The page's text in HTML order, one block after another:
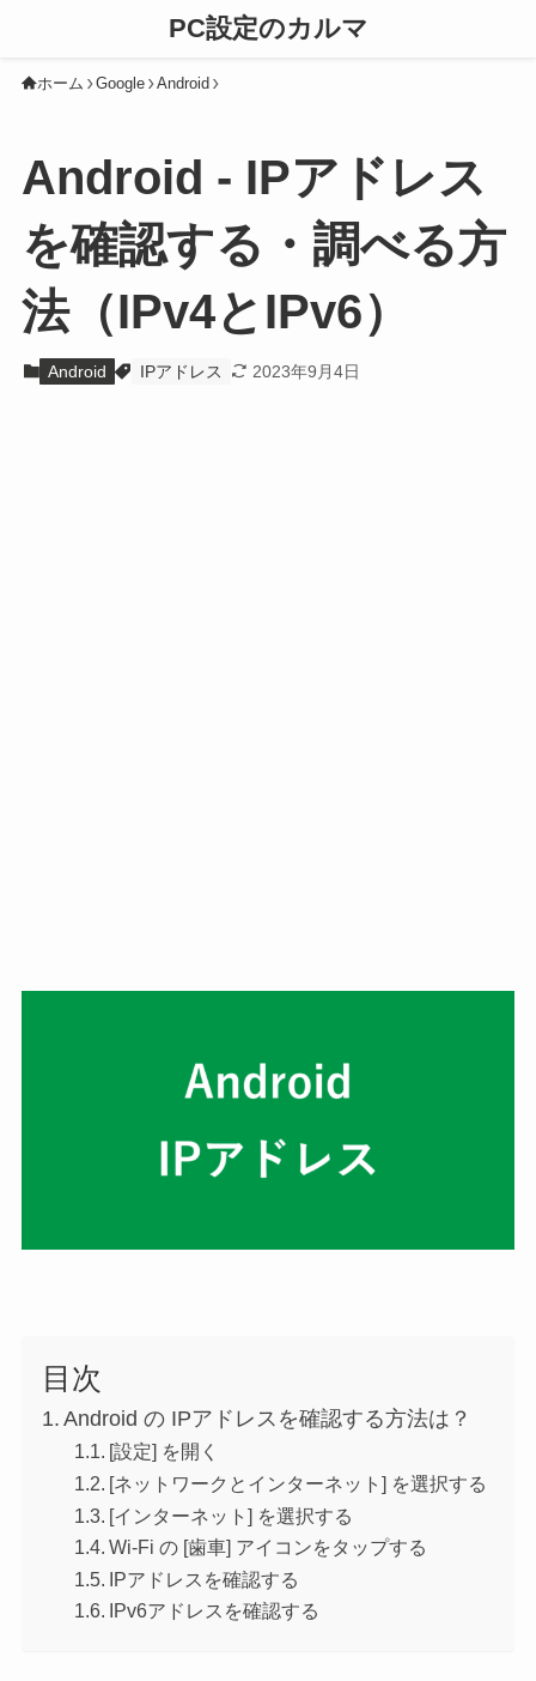
PC設定のカルマ
ホーム Google Android
Android - IPアドレス
を確認する・調べる方
法（IPv4とIPv6）
Android IPアドレス 2023年9月4日
目次
Android の IPアドレスを確認する方法は？
[設定] を開く
[ネットワークとインターネット] を選択する
[インターネット] を選択する
Wi-Fi の [歯車] アイコンをタップする
IPアドレスを確認する
IPv6アドレスを確認する